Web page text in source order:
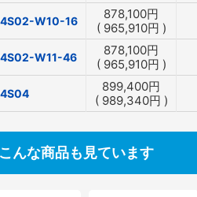
W10-16 878,100円
( 965,910円 )
W11-46 878,100円
( 965,910円 )
899,400円
( 989,340円 )
んな商品も見ています